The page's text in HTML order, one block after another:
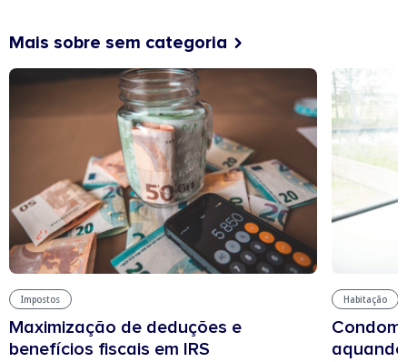
Mais sobre sem categoria
Impostos
Maximização de deduções e
benefícios fiscais em IRS
Habitação